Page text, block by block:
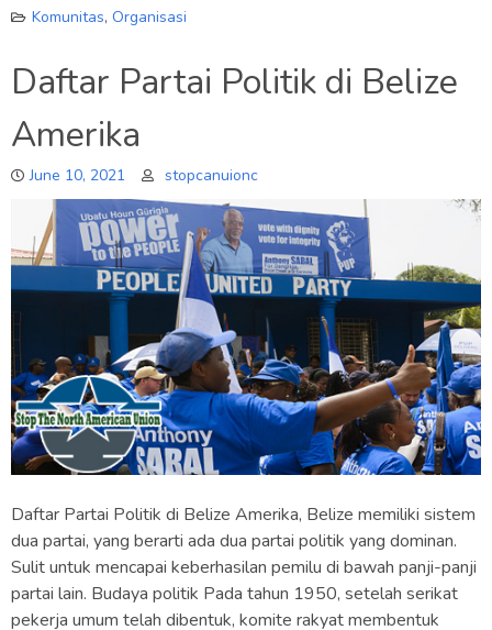
Komunitas, Organisasi
Daftar Partai Politik di Belize
Amerika
June 10, 2021 stopcanuionc
Daftar Partai Politik di Belize Amerika, Belize memiliki sistem
dua partai, yang berarti ada dua partai politik yang dominan.
Sulit untuk mencapai keberhasilan pemilu di bawah panji-panji
partai lain. Budaya politik Pada tahun 1950, setelah serikat
pekerja umum telah dibentuk, komite rakyat membentuk